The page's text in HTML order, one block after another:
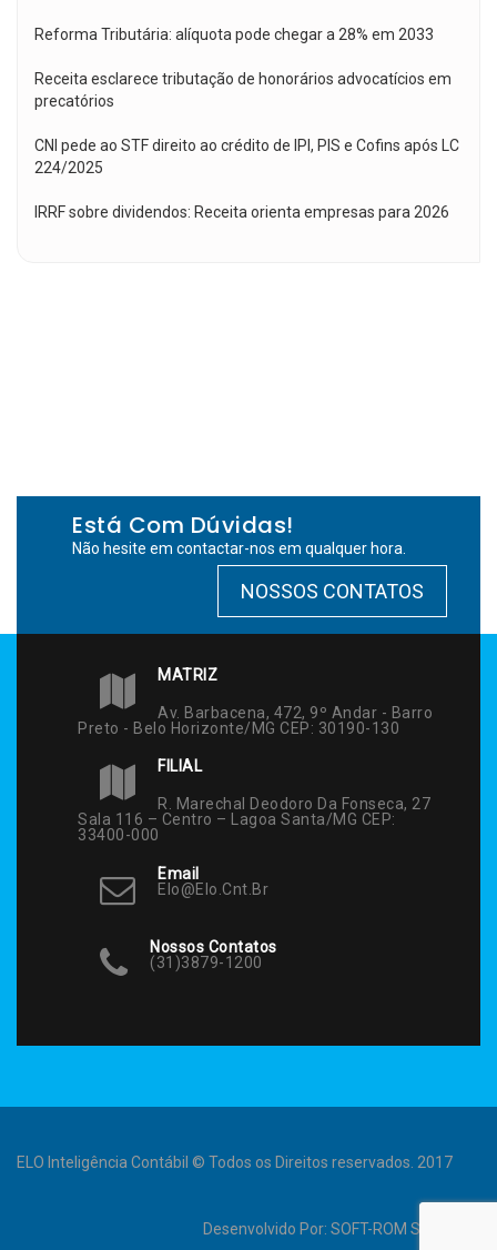
Reforma Tributária: alíquota pode chegar a 28% em 2033
Receita esclarece tributação de honorários advocatícios em
precatórios
CNI pede ao STF direito ao crédito de IPI, PIS e Cofins após LC
224/2025
IRRF sobre dividendos: Receita orienta empresas para 2026
Está Com Dúvidas!
Não hesite em contactar-nos em qualquer hora.
NOSSOS CONTATOS
MATRIZ
Av. Barbacena, 472, 9º Andar - Barro
Preto - Belo Horizonte/MG CEP: 30190-130
FILIAL
R. Marechal Deodoro Da Fonseca, 27
Sala 116 – Centro – Lagoa Santa/MG CEP:
33400-000
Email
Elo@elo.cnt.br
Nossos Contatos
(31)3879-1200
ELO Inteligência Contábil © Todos os Direitos reservados. 2017
Desenvolvido Por: SOFT-ROM Sistemas